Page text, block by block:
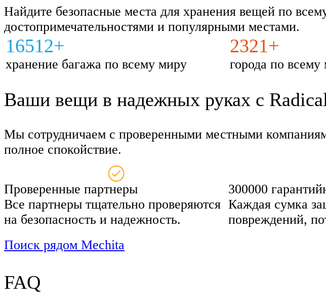
Найдите безопасные места для хранения вещей по
достопримечательностями и популярными местами.
16512+
хранение багажа по всему миру
2321+
города по всему
Ваши вещи в надежных руках с
Мы сотрудничаем с проверенными местными
полное спокойствие.
Проверенные партнеры
Все партнеры тщательно проверяются
на безопасность и надежность.
300000
Каждая сумка
повреждений,
Поиск рядом Mechita
FAQ